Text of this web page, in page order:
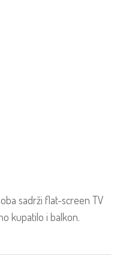
sadrži flat-screen TV
kupatilo i balkon.